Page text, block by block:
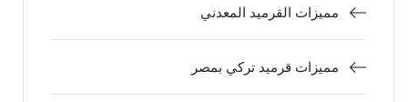
مميزات القرميد المعدني
مميزات قرميد تركي بمصر